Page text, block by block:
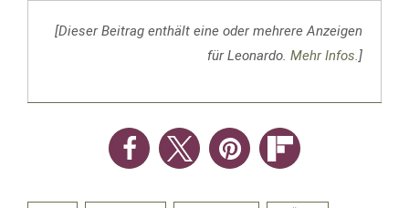
[Dieser Beitrag enthält eine oder mehrere Anzeigen
für Leonardo. Mehr Infos.]